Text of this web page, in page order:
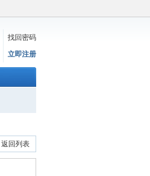
找回密码
立即注册
返回列表